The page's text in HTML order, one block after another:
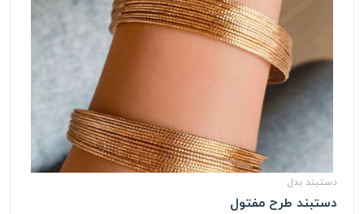
دستبند بدل
دستبند طرح مفتول